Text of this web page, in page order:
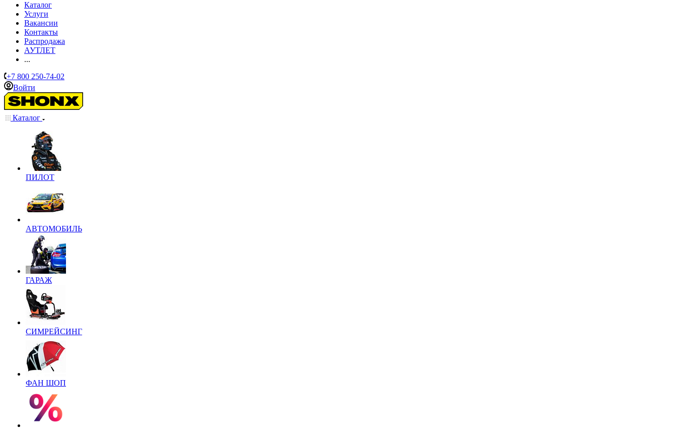
Каталог
Услуги
Вакансии
Контакты
Распродажа
АУТЛЕТ
...
+7 800 250-74-02
Войти
Каталог
ПИЛОТ
АВТОМОБИЛЬ
ГАРАЖ
СИМРЕЙСИНГ
ФАН ШОП